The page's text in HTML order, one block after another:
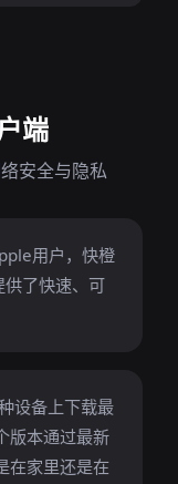
端
安全与隐私
用户，快橙
了快速、可
设备上下载最
版本通过最新
在家里还是在